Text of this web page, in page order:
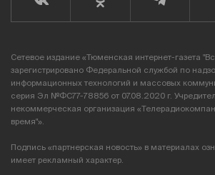
Сетевое издание «Тюменская интернет-газета
зарегистрировано Федеральной службой по
информационных технологий и массовых
серия Эл №ФС77-78856 от 07.08.2020 г.
некоммерческая организация
время"».
Подпись «партнерская новость» в материалах
имеет рекламный характер.